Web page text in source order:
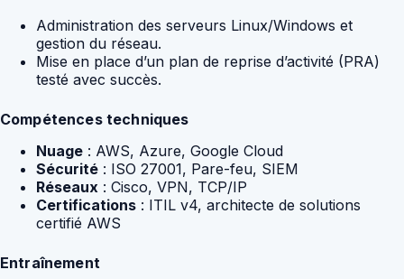
Administration des serveurs Linux/Windows et
gestion du réseau.
Mise en place d’un plan de reprise d’activité (PRA)
testé avec succès.
Compétences techniques
Nuage : AWS, Azure, Google Cloud
Sécurité : ISO 27001, Pare-feu, SIEM
Réseaux : Cisco, VPN, TCP/IP
Certifications : ITIL v4, architecte de solutions
certifié AWS
Entraînement